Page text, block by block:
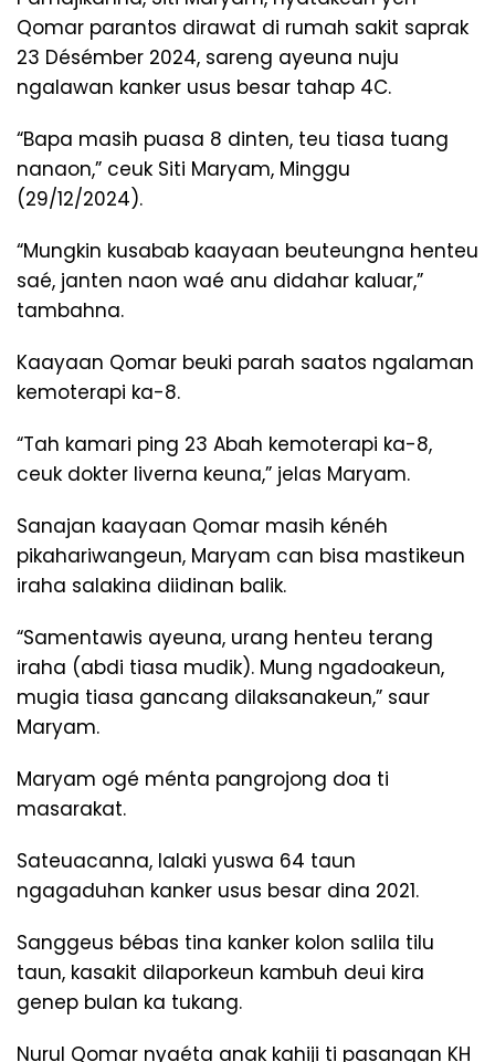
Qomar parantos dirawat di rumah sakit saprak
23 Désémber 2024, sareng ayeuna nuju
ngalawan kanker usus besar tahap 4C.
“Bapa masih puasa 8 dinten, teu tiasa tuang
nanaon,” ceuk Siti Maryam, Minggu
(29/12/2024).
“Mungkin kusabab kaayaan beuteungna henteu
saé, janten naon waé anu didahar kaluar,”
tambahna.
Kaayaan Qomar beuki parah saatos ngalaman
kemoterapi ka-8.
“Tah kamari ping 23 Abah kemoterapi ka-8,
ceuk dokter liverna keuna,” jelas Maryam.
Sanajan kaayaan Qomar masih kénéh
pikahariwangeun, Maryam can bisa mastikeun
iraha salakina diidinan balik.
“Samentawis ayeuna, urang henteu terang
iraha (abdi tiasa mudik). Mung ngadoakeun,
mugia tiasa gancang dilaksanakeun,” saur
Maryam.
Maryam ogé ménta pangrojong doa ti
masarakat.
Sateuacanna, lalaki yuswa 64 taun
ngagaduhan kanker usus besar dina 2021.
Sanggeus bébas tina kanker kolon salila tilu
taun, kasakit dilaporkeun kambuh deui kira
genep bulan ka tukang.
Nurul Qomar nyaéta anak kahiji ti pasangan KH